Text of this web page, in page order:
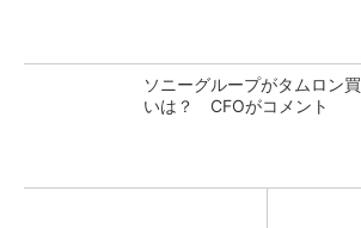
ソニーグループがタムロン
いは？ CFOがコメント